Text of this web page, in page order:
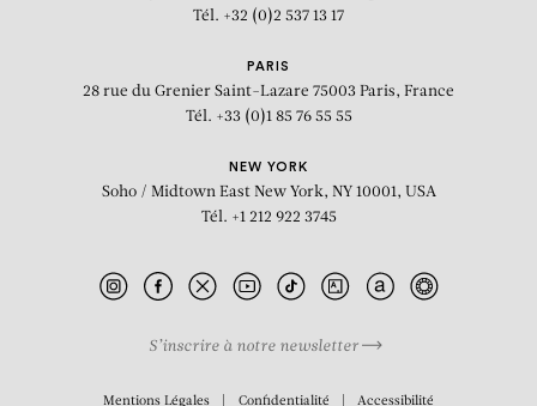
Tél. +32 (0)2 537 13 17
PARIS
28 rue du Grenier Saint-Lazare 75003 Paris, France
Tél. +33 (0)1 85 76 55 55
NEW YORK
Soho / Midtown East New York, NY 10001, USA
Tél. +1 212 922 3745
S’inscrire à notre newsletter
Mentions Légales Confidentialité Accessibilité